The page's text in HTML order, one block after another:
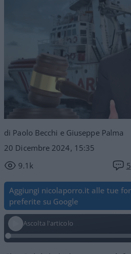
di Paolo Becchi e Giuseppe Palma
20 Dicembre 2024, 15:35
9.1k
5
Aggiungi nicolaporro.it alle tue
preferite su Google
Ascolta l'articolo